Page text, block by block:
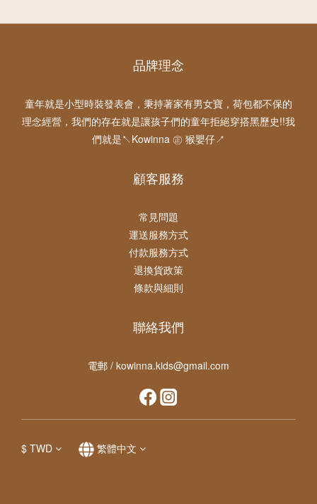
品牌理念
童年就是小型時裝發表會，秉持著家有男女寶，荷包都不保的
理念經營，我們的存在就是讓孩子們的童年拒絕穿搭黑歷史!!我
們就是↖Kowinna ㊣ 猴嬰仔↗
顧客服務
常見問題
運送服務方式
付款服務方式
退換貨政策
條款與細則
聯絡我們
電郵 / kowinna.kids@gmail.com
$ TWD 繁體中文